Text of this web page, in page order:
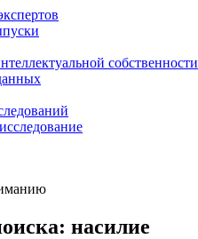
собственности
насилие